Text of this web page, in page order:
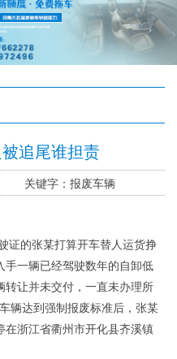
追尾谁担责
关键字：报废车辆
的张某打算开车替人运货挣
一辆已经驾驶数年的自卸低
让并未交付，一直未办理所
辆达到强制报废标准后，张某
浙江省衢州市开化县齐溪镇